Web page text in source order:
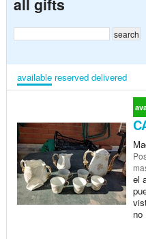
all gifts
available reserved delivered
el
no